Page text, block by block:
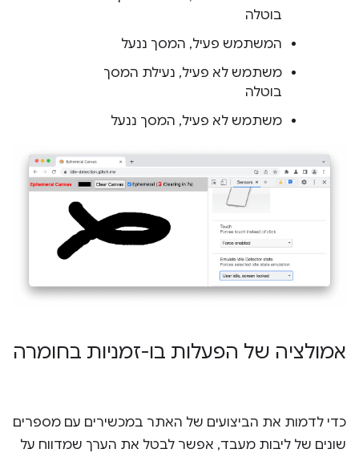
בוטלה
המשתמש פעיל, המסך ננעל
משתמש לא פעיל, נעילת המסך
בוטלה
משתמש לא פעיל, המסך ננעל
אמולציה של הפעלות בו-זמניות בחומרה
כדי לדמות את הביצועים של האתר במכשירים עם מספרים
שונים של ליבות מעבד, אפשר לבטל את הערך שמדווח על